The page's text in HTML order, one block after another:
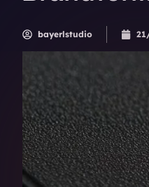
bayerlstudio